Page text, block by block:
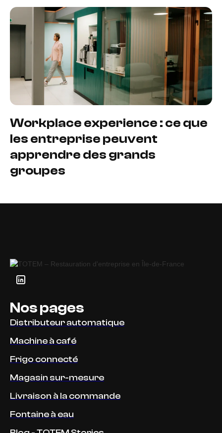
Workplace experience : ce que
les entreprise peuvent
apprendre des grands
groupes
Nos pages
Distributeur automatique
Machine à café
Frigo connecté
Magasin sur-mesure
Livraison à la commande
Fontaine à eau